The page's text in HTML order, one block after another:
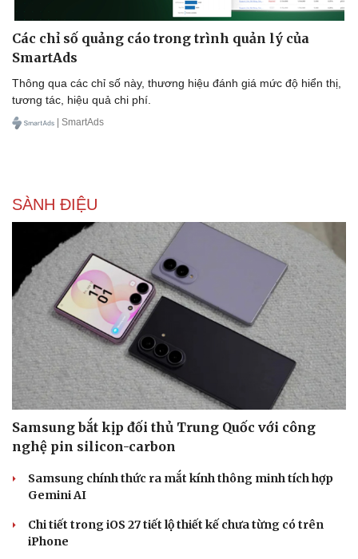
Sản phụ khoa
Nhi khoa
Nam khoa
Phòng mạch online
Ăn sạch sống khỏe
Blog
Tình yêu - Gia đình
Các chỉ số quảng cáo trong trình quản lý của
SmartAds
Thông qua các chỉ số này, thương hiệu đánh giá mức độ hiển thị,
tương tác, hiệu quả chi phí.
| SmartAds
SÀNH ĐIỆU
Samsung bắt kịp đối thủ Trung Quốc với công
nghệ pin silicon-carbon
Samsung chính thức ra mắt kính thông minh tích hợp
Gemini AI
Chi tiết trong iOS 27 tiết lộ thiết kế chưa từng có trên
iPhone